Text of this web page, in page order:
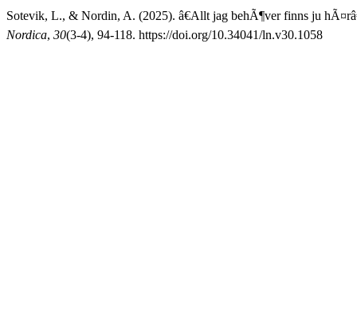
Sotevik, L., & Nordin, A. (2025). â€Allt jag behÃ¶ver finns ju
Nordica, 30(3-4), 94-118. https://doi.org/10.34041/ln.v30.1058